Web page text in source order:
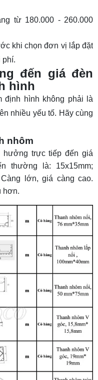
từ 180.000 - 260.000
khi chọn đơn vị lắp đặt
phí.
đến giá đèn
hình
định hình không phải là
nhiều yếu tố. Hãy cùng
nhôm
hưởng trực tiếp đến giá
thường là: 15x15mm;
Càng lớn, giá càng cao.
hơn.